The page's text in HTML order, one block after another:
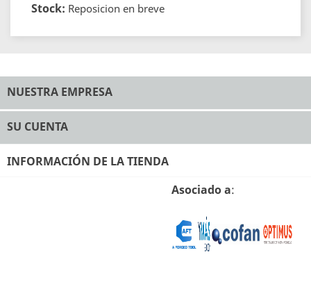
Stock: Reposicion en breve
NUESTRA EMPRESA
SU CUENTA
INFORMACIÓN DE LA TIENDA
Asociado a: